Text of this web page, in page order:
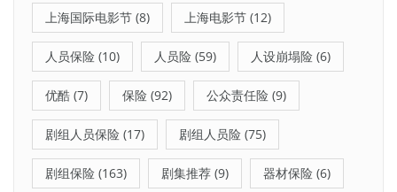
上海国际电影节 (8) 上海电影节 (12)
人员保险 (10) 人员险 (59) 人设崩塌险 (6)
优酷 (7) 保险 (92) 公众责任险 (9)
剧组人员保险 (17) 剧组人员险 (75)
剧组保险 (163) 剧集推荐 (9) 器材保险 (6)